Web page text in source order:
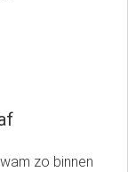
zo binnen